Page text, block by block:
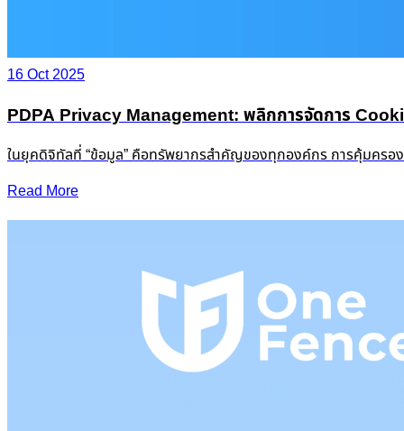
16 Oct 2025
PDPA Privacy Management: พลิกการจัดการ
ในยุคดิจิทัลที่ “ข้อมูล” คือทรัพยากรสำคัญของทุกองค์กร การคุ้มครอ
Read More